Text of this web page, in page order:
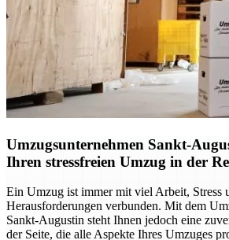
Umzugsunternehmen Sankt-
Ihren stressfreien Umzug in der
Ein Umzug ist immer mit viel Arbeit, Stress
Herausforderungen verbunden. Mit dem
Sankt-Augustin steht Ihnen jedoch eine
der Seite, die alle Aspekte Ihres Umzuges